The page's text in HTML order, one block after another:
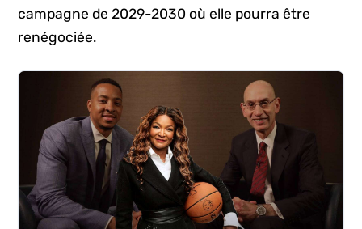
campagne de 2029-2030 où elle pourra être
renégociée.